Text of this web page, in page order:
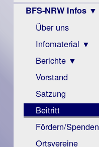
BFS-NRW Infos ▼
Über uns
Infomaterial ▼
Visus
Zeitschrift
Monokular
Mac
Instagram-
Links
Berichte ▼
Archiv
Berichte
Vorstand
Satzung
Beitritt
Fördern/Spenden
Ortsvereine